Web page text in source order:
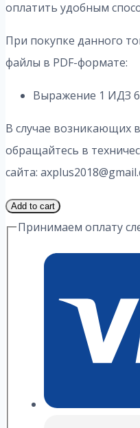
оплатить удобным
При покупке данного
файлы в PDF-формате:
Выражение 1 ИДЗ
В случае возникающих
обращайтесь в
сайта:
1
Часть
Add to cart
Принимаем оплату